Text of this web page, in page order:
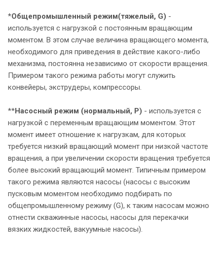
*Общепромышленный режим(тяжелый, G) -
используется с нагрузкой с постоянным вращающим
моментом. В этом случае величина вращающего момента,
необходимого для приведения в действие какого-либо
механизма, постоянна независимо от скорости вращения.
Примером такого режима работы могут служить
конвейеры, экструдеры, компрессоры.
**Насосный режим (нормальный, P) - используется с
нагрузкой с переменным вращающим моментом. Этот
момент имеет отношение к нагрузкам, для которых
требуется низкий вращающий момент при низкой частоте
вращения, а при увеличении скорости вращения требуется
более высокий вращающий момент. Типичным примером
такого режима являются насосы (насосы с высоким
пусковым моментом необходимо подбирать по
общепромышленному режиму (G), к таким насосам можно
отнести скважинные насосы, насосы для перекачки
вязких жидкостей, вакуумные насосы).